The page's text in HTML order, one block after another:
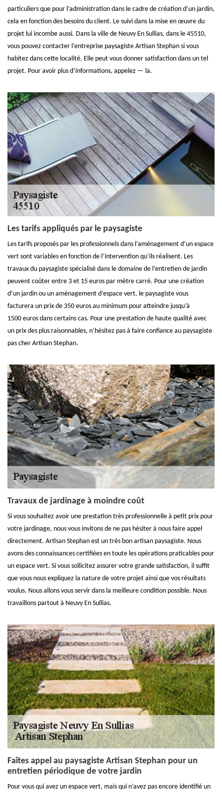
particuliers que pour l’administration dans le cadre de création d’un jardin,
cela en fonction des besoins du client. Le suivi dans la mise en œuvre du
projet lui incombe aussi. Dans la ville de Neuvy En Sullias, dans le 45510,
vous pouvez contacter l’entreprise paysagiste Artisan Stephan si vous
habitez dans cette localité. Elle peut vous donner satisfaction dans un tel
projet. Pour avoir plus d’informations, appelez — la.
Les tarifs appliqués par le paysagiste
Les tarifs proposés par les professionnels dans l’aménagement d’un espace
vert sont variables en fonction de l’intervention qu’ils réalisent. Les
travaux du paysagiste spécialisé dans le domaine de l’entretien de jardin
peuvent coûter entre 3 et 15 euros par mètre carré. Pour une création
d’un jardin ou un aménagement d’espace vert, le paysagiste vous
facturera un prix de 350 euros au minimum pour atteindre jusqu’à
1500 euros dans certains cas. Pour une prestation de haute qualité avec
un prix des plus raisonnables, n’hésitez pas à faire confiance au paysagiste
pas cher Artisan Stephan.
Travaux de jardinage à moindre coût
Si vous souhaitez avoir une prestation très professionnelle à petit prix pour
votre jardinage, nous vous invitons de ne pas hésiter à nous faire appel
directement. Artisan Stephan est un très bon artisan paysagiste. Nous
avons des connaissances certifiées en toute les opérations praticables pour
un espace vert. Si vous sollicitez assurer votre grande satisfaction, il suffit
que vous nous expliquez la nature de votre projet ainsi que vos résultats
voulus. Nous allons vous servir dans la meilleure condition possible. Nous
travaillons partout à Neuvy En Sullias.
Faîtes appel au paysagiste Artisan Stephan pour un
entretien périodique de votre jardin
Pour vous qui avez un espace vert, mais qui n’avez pas encore identifié un